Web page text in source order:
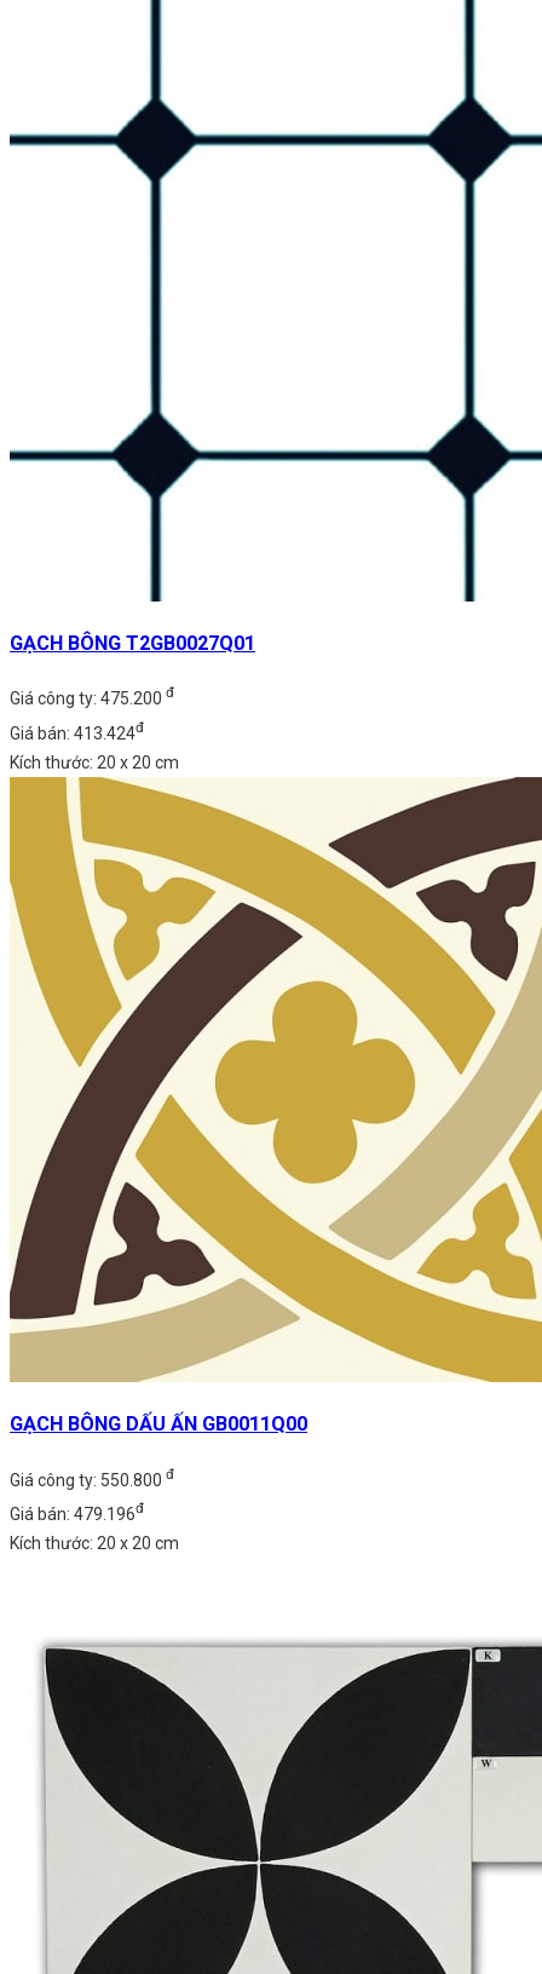
GẠCH BÔNG T2GB0027Q01
Giá công ty: 475.200 đ
Giá bán: 413.424đ
Kích thước: 20 x 20 cm
GẠCH BÔNG DẤU ẤN GB0011Q00
Giá công ty: 550.800 đ
Giá bán: 479.196đ
Kích thước: 20 x 20 cm